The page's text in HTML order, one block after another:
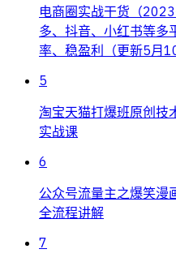
电商圈实战干货（
多、抖音、小红书等多
率、稳盈利（更新5月10
5
淘宝天猫打爆班原创技
实战课
6
公众号流量主之爆笑漫
全流程讲解
7